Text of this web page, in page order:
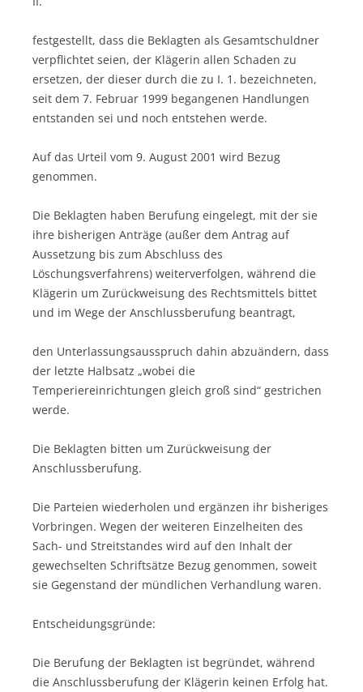
festgestellt, dass die Beklagten als Gesamtschuldner
verpflichtet seien, der Klägerin allen Schaden zu
ersetzen, der dieser durch die zu I. 1. bezeichneten,
seit dem 7. Februar 1999 begangenen Handlungen
entstanden sei und noch entstehen werde.
Auf das Urteil vom 9. August 2001 wird Bezug
genommen.
Die Beklagten haben Berufung eingelegt, mit der sie
ihre bisherigen Anträge (außer dem Antrag auf
Aussetzung bis zum Abschluss des
Löschungsverfahrens) weiterverfolgen, während die
Klägerin um Zurückweisung des Rechtsmittels bittet
und im Wege der Anschlussberufung beantragt,
den Unterlassungsausspruch dahin abzuändern, dass
der letzte Halbsatz „wobei die
Temperiereinrichtungen gleich groß sind“ gestrichen
werde.
Die Beklagten bitten um Zurückweisung der
Anschlussberufung.
Die Parteien wiederholen und ergänzen ihr bisheriges
Vorbringen. Wegen der weiteren Einzelheiten des
Sach- und Streitstandes wird auf den Inhalt der
gewechselten Schriftsätze Bezug genommen, soweit
sie Gegenstand der mündlichen Verhandlung waren.
Entscheidungsgründe:
Die Berufung der Beklagten ist begründet, während
die Anschlussberufung der Klägerin keinen Erfolg hat.